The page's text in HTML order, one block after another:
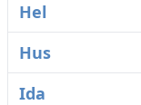
Hel
Hus
Ida